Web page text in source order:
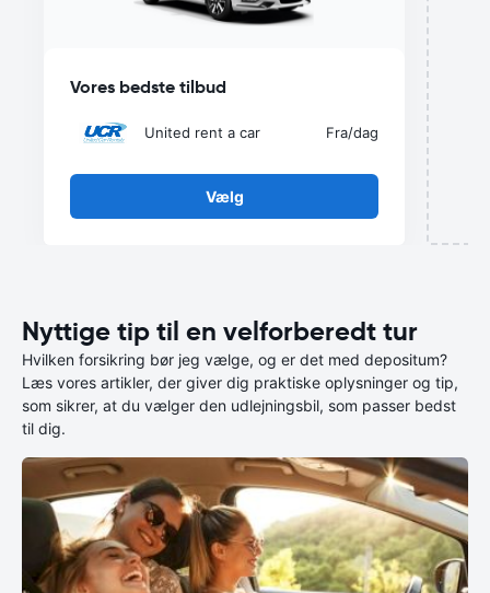
Vores bedste tilbud
United rent a car Fra/dag
Vælg
Nyttige tip til en velforberedt tur
Hvilken forsikring bør jeg vælge, og er det med depositum?
Læs vores artikler, der giver dig praktiske oplysninger og tip,
som sikrer, at du vælger den udlejningsbil, som passer bedst
til dig.